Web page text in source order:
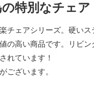
特別なチェア
チェアシリーズ。硬い
の高い商品です。リビ
れています！
ございます。